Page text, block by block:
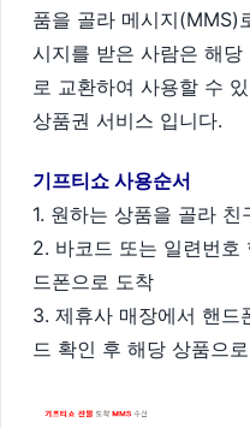
품을 골라 메시지(MMS)
시지를 받은 사람은 해당
로 교환하여 사용할 수
상품권 서비스 입니다.
기프티쇼 사용순서
1. 원하는 상품을 골라
2. 바코드 또는 일련번호
드폰으로 도착
3. 제휴사 매장에서 핸드
드 확인 후 해당 상품으